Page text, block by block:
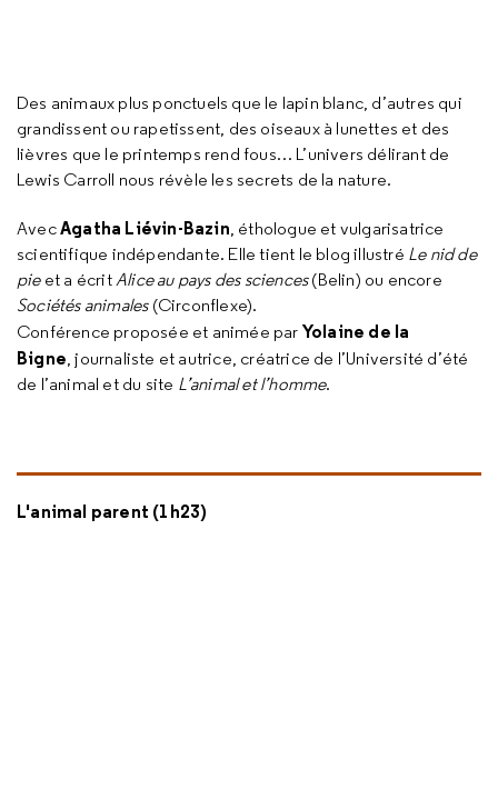
Des animaux plus ponctuels que le lapin blanc, d’autres qui
grandissent ou rapetissent, des oiseaux à lunettes et des
lièvres que le printemps rend fous… L’univers délirant de
Lewis Carroll nous révèle les secrets de la nature.
AvecAgatha Liévin-Bazin, éthologue et vulgarisatrice
scientifique indépendante. Elle tient le blog illustré Le nid de
pieet a écritAlice au pays des sciences(Belin) ou encore
Sociétés animales(Circonflexe).
Conférence proposée et animée par Yolaine de la
Bigne, journaliste et autrice, créatrice de l’Université d’été
de l’animal et du site L’animal et l’homme.
L'animal parent (1h23)